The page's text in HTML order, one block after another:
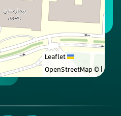
Leaflet
|
© OpenStreetMap